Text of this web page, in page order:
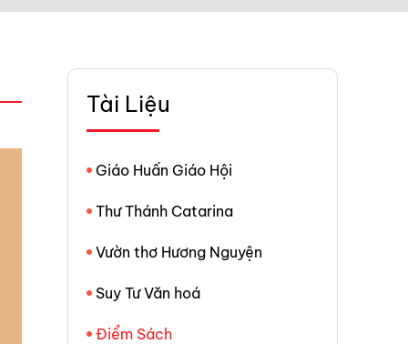
Tài Liệu
Giáo Huấn Giáo Hội
Thư Thánh Catarina
Vườn thơ Hương Nguyện
Suy Tư Văn hoá
Điểm Sách